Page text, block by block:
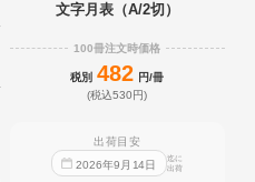
文字月表（A/2切）
100冊注文時価格
税別 482 円/冊
(税込530円)
出荷目安
2026年9 月 14日
迄に
出荷